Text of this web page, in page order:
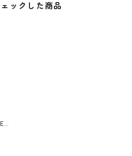
ックした商品